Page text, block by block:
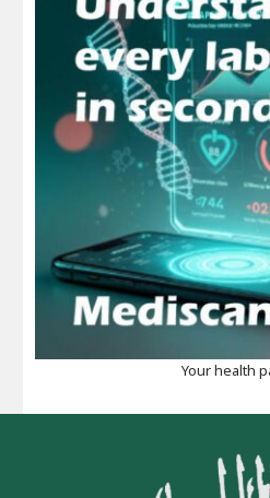
Your health